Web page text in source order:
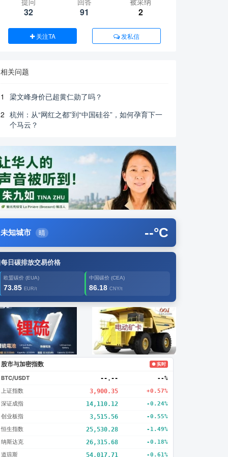
32 91 2
关注TA 发私信
相关问题
1
梁文峰身价已超黄仁勋了吗？
2 杭州：从“网红之都”到“中国硅谷”，如何孕育下一
个马云？
未知城市 晴 --°C
每日碳排放交易价格
欧盟碳价 (EUA)
73.85 EUR/t
中国碳价 (CEA)
86.18 CNY/t
2 创新
股市与加密指数 ● 实时
BTC/USDT --.-- --%
上证指数 3,900.35 +0.57%
深证成指 14,110.12 -0.24%
创业板指 3,515.56 -0.55%
恒生指数 25,530.28 -1.49%
纳斯达克 26,313.54 -0.19%
道琼斯 54,018.33 -0.61%